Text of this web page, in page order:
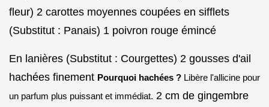
fleur) 2 carottes moyennes coupées en sifflets
(Substitut : Panais) 1 poivron rouge émincé
En lanières (Substitut : Courgettes) 2 gousses d'ail
hachées finement Pourquoi hachées ? Libère l'allicine pour
un parfum plus puissant et immédiat. 2 cm de gingembre